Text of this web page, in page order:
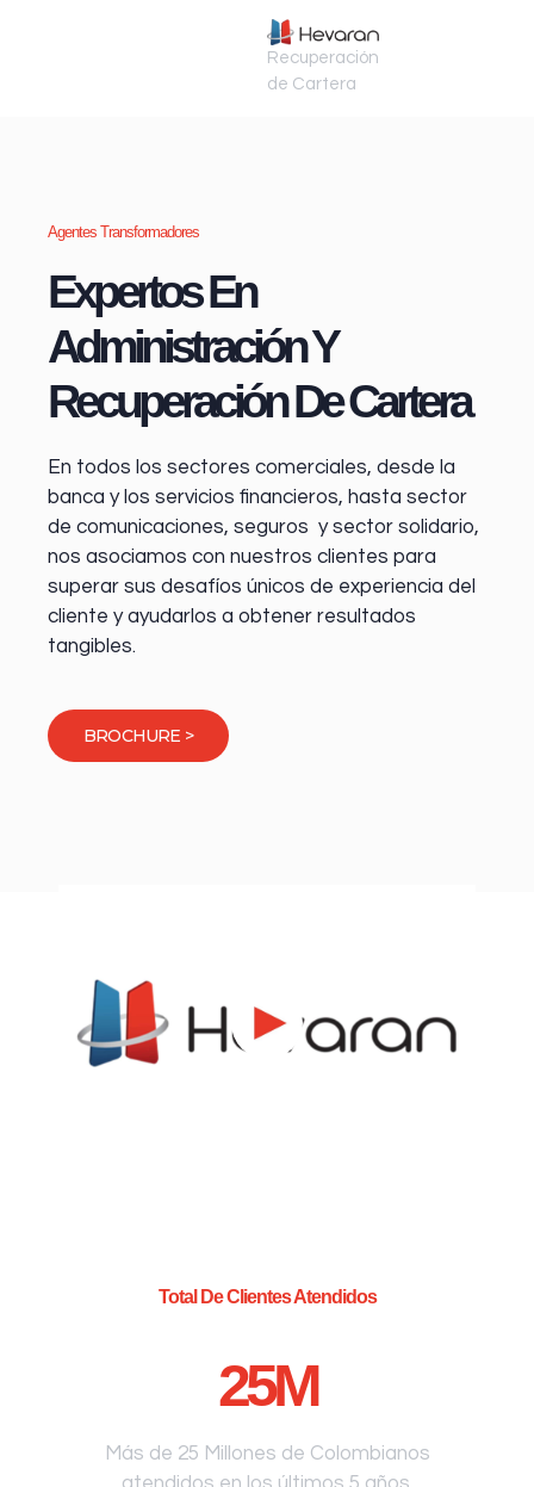
Recuperación
de Cartera
Agentes Transformadores
Expertos En
Administración Y
Recuperación De Cartera
En todos los sectores comerciales, desde la
banca y los servicios financieros, hasta sector
de comunicaciones, seguros y sector solidario,
nos asociamos con nuestros clientes para
superar sus desafíos únicos de experiencia del
cliente y ayudarlos a obtener resultados
tangibles.
BROCHURE >
Total De Clientes Atendidos
25M
Más de 25 Millones de Colombianos